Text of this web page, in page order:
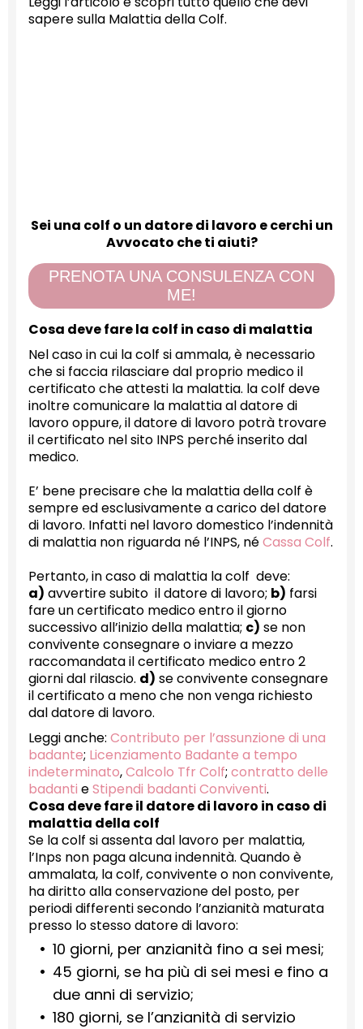
sapere sulla Malattia della Colf.
Sei una colf o un datore di lavoro e cerchi un
Avvocato che ti aiuti?
PRENOTA UNA CONSULENZA CON
ME!
Cosa deve fare la colf in caso di malattia
Nel caso in cui la colf si ammala, è necessario
che si faccia rilasciare dal proprio medico il
certificato che attesti la malattia. la colf deve
inoltre comunicare la malattia al datore di
lavoro oppure, il datore di lavoro potrà trovare
il certificato nel sito INPS perché inserito dal
medico.
E’ bene precisare che la malattia della colf è
sempre ed esclusivamente a carico del datore
di lavoro. Infatti nel lavoro domestico l’indennità
di malattia non riguarda né l’INPS, néCassa Colf.
Pertanto, in caso di malattia la colf deve:
a) avvertire subito il datore di lavoro; b) farsi
fare un certificato medico entro il giorno
successivo all’inizio della malattia; c) se non
convivente consegnare o inviare a mezzo
raccomandata il certificato medico entro 2
giorni dal rilascio. d) se convivente consegnare
il certificato a meno che non venga richiesto
dal datore di lavoro.
Leggi anche: Contributo per l’assunzione di una
badante; Licenziamento Badante a tempo
indeterminato,Calcolo Tfr Colf; contratto delle
badanti eStipendi badanti Conviventi.
Cosa deve fare il datore di lavoro in caso di
malattia della colf
Se la colf si assenta dal lavoro per malattia,
l’Inps non paga alcuna indennità. Quando è
ammalata, la colf, convivente o non convivente,
ha diritto alla conservazione del posto, per
periodi differenti secondo l’anzianità maturata
presso lo stesso datore di lavoro:
10 giorni, per anzianità fino a sei mesi;
45 giorni, se ha più di sei mesi e fino a
due anni di servizio;
180 giorni, se l’anzianità di servizio